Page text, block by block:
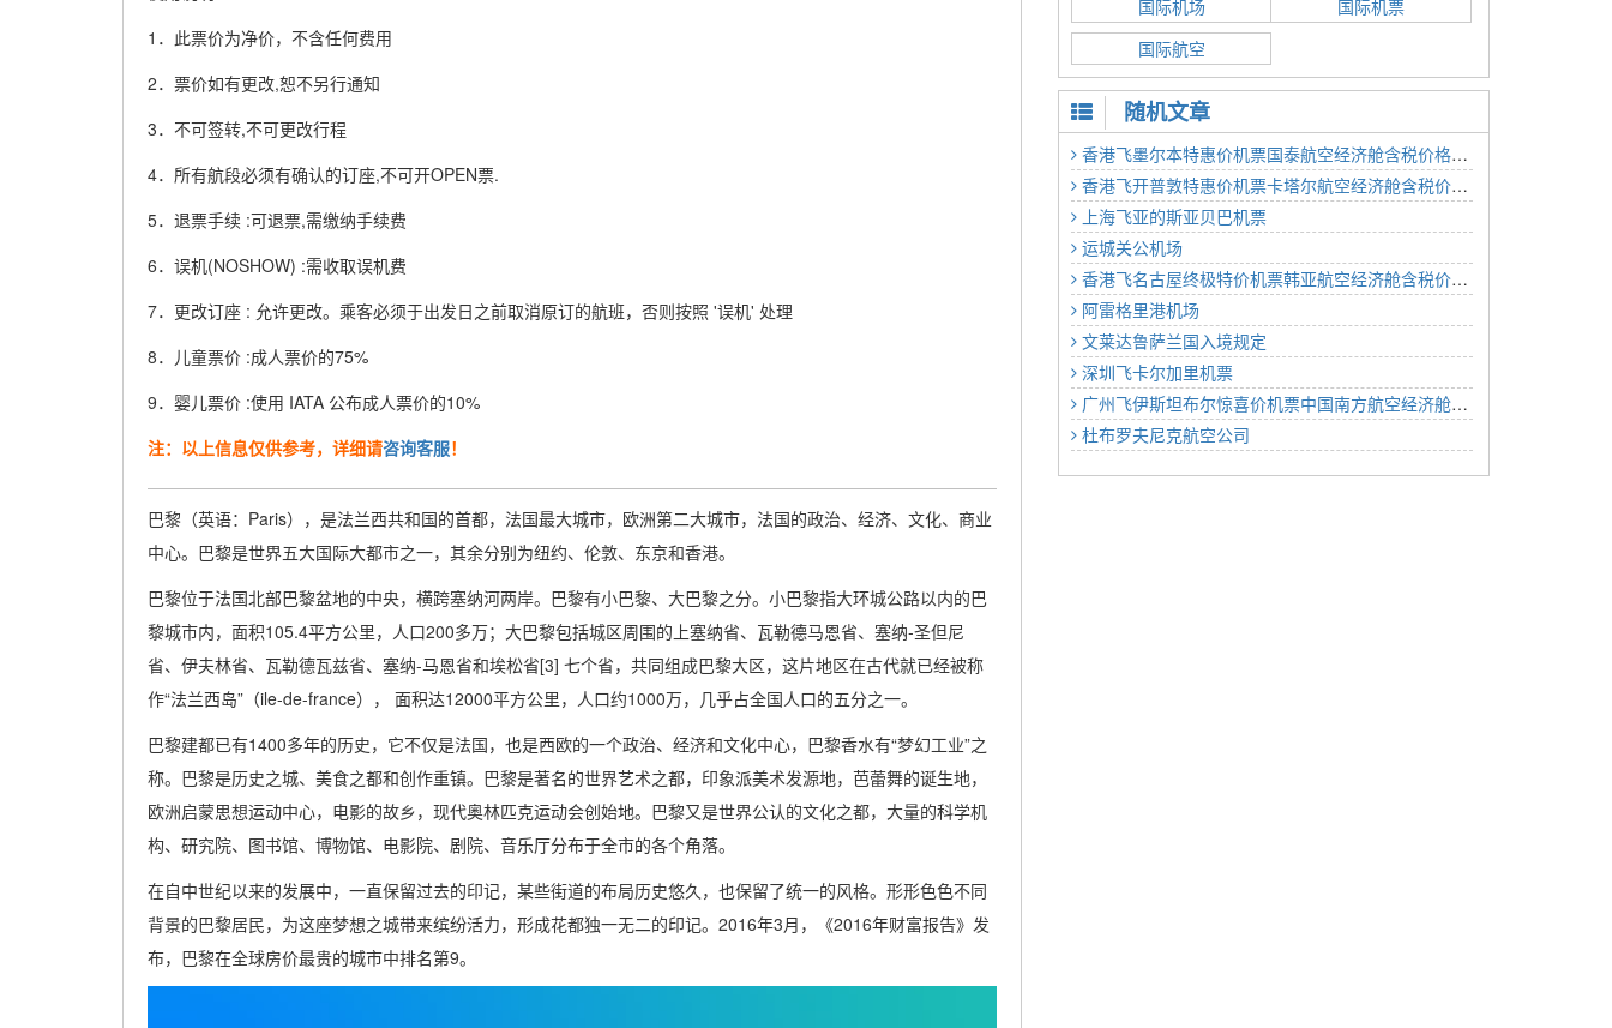
1．此票价为净价，不含任何费用
2．票价如有更改,恕不另行通知
3．不可签转,不可更改行程
4．所有航段必须有确认的订座,不可开OPEN票.
5．退票手续 :可退票,需缴纳手续费
6．误机(NOSHOW) :需收取误机费
7．更改订座 : 允许更改。乘客必须于出发日之前取消原订的航班，否则按照 '误机' 处理
8．儿童票价 :成人票价的75%
9．婴儿票价 :使用 IATA 公布成人票价的10%
注：以上信息仅供参考，详细请咨询客服！
巴黎（英语：Paris），是法兰西共和国的首都，法国最大城市，欧洲第二大城市，法国的政治、经济、文化、商业
中心。巴黎是世界五大国际大都市之一，其余分别为纽约、伦敦、东京和香港。
巴黎位于法国北部巴黎盆地的中央，横跨塞纳河两岸。巴黎有小巴黎、大巴黎之分。小巴黎指大环城公路以内的巴
黎城市内，面积105.4平方公里，人口200多万；大巴黎包括城区周围的上塞纳省、瓦勒德马恩省、塞纳-圣但尼
省、伊夫林省、瓦勒德瓦兹省、塞纳-马恩省和埃松省[3] 七个省，共同组成巴黎大区，这片地区在古代就已经被称
作“法兰西岛”（ile-de-france）， 面积达12000平方公里，人口约1000万，几乎占全国人口的五分之一。
巴黎建都已有1400多年的历史，它不仅是法国，也是西欧的一个政治、经济和文化中心，巴黎香水有“梦幻工业”之
称。巴黎是历史之城、美食之都和创作重镇。巴黎是著名的世界艺术之都，印象派美术发源地，芭蕾舞的诞生地，
欧洲启蒙思想运动中心，电影的故乡，现代奥林匹克运动会创始地。巴黎又是世界公认的文化之都，大量的科学机
构、研究院、图书馆、博物馆、电影院、剧院、音乐厅分布于全市的各个角落。
在自中世纪以来的发展中，一直保留过去的印记，某些街道的布局历史悠久，也保留了统一的风格。形形色色不同
背景的巴黎居民，为这座梦想之城带来缤纷活力，形成花都独一无二的印记。2016年3月，《2016年财富报告》发
布，巴黎在全球房价最贵的城市中排名第9。
国际机场
国际机票
国际航空
随机文章
香港飞墨尔本特惠价机票国泰航空经济舱含税价格3690元2023年01月08日
香港飞开普敦特惠价机票卡塔尔航空经济舱含税价格3838元2023年01月17日
上海飞亚的斯亚贝巴机票
运城关公机场
香港飞名古屋终极特价机票韩亚航空经济舱含税价格2426元2022年12月03日
阿雷格里港机场
文莱达鲁萨兰国入境规定
深圳飞卡尔加里机票
广州飞伊斯坦布尔惊喜价机票中国南方航空经济舱含税价格3719元2022年12月21日
杜布罗夫尼克航空公司